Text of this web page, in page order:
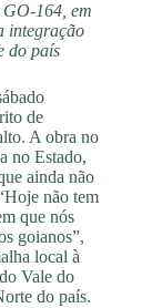
164, em
integração
do país
de
A obra no
no Estado,
ainda não
não tem
que nós
goianos”,
local à
Vale do
do país.